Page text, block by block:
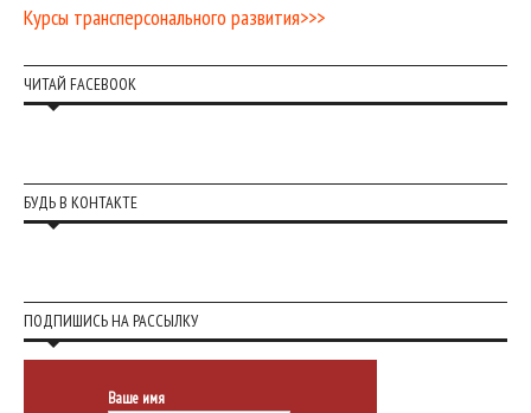
Курсы трансперсонального развития>>>
ЧИТАЙ FACEBOOK
БУДЬ В КОНТАКТЕ
ПОДПИШИСЬ НА РАССЫЛКУ
Ваше имя